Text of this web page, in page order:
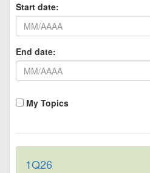
Start date:
End date:
My Topics
1Q26